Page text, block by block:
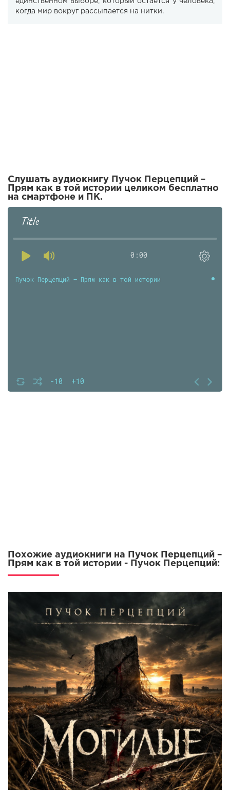
когда мир вокруг рассыпается на нитки.
Слушать аудиокнигу Пучок Перцепций –
Прям как в той истории целиком бесплатно
на смартфоне и ПК.
Title
0:00
-10 +10
Пучок Перцепций — Прям как в той истории
Похожие аудиокниги на Пучок Перцепций –
Прям как в той истории - Пучок Перцепций: